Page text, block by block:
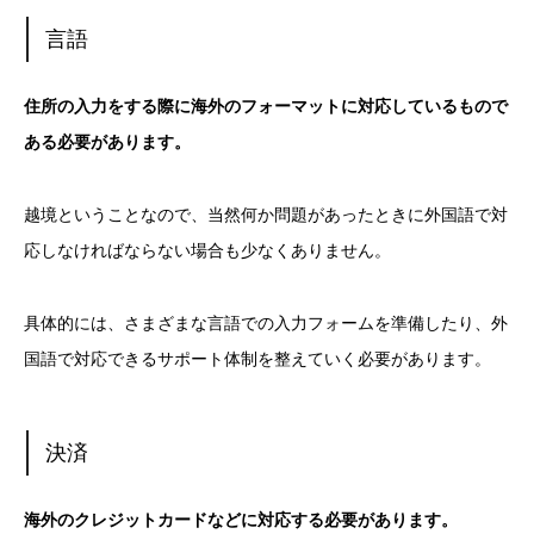
言語
住所の入力をする際に海外のフォーマットに対応しているもので
ある必要があります。
越境ということなので、当然何か問題があったときに外国語で対
応しなければならない場合も少なくありません。
具体的には、さまざまな言語での入力フォームを準備したり、外
国語で対応できるサポート体制を整えていく必要があります。
決済
海外のクレジットカードなどに対応する必要があります。